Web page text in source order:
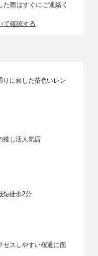
際はすぐにご連絡く
て確認する
りに面した茶色いレン
推し活人気店
短徒歩2分
セスしやすい桜通に面